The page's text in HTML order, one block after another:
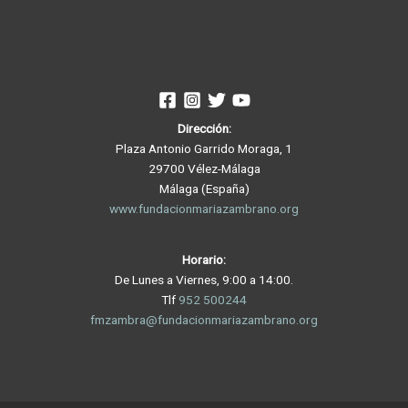
Dirección:
Plaza Antonio Garrido Moraga, 1
29700 Vélez-Málaga
Málaga (España)
www.fundacionmariazambrano.org
Horario:
De Lunes a Viernes, 9:00 a 14:00.
Tlf 952 500244
fmzambra@fundacionmariazambrano.org